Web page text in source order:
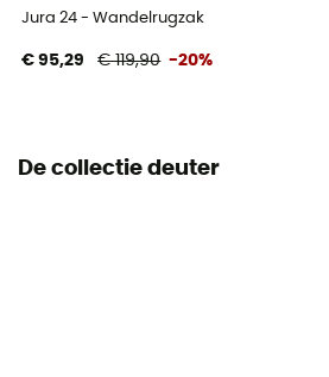
Jura 24 - Wandelrugzak
€ 95,29 € 119,90 -20%
De collectie deuter